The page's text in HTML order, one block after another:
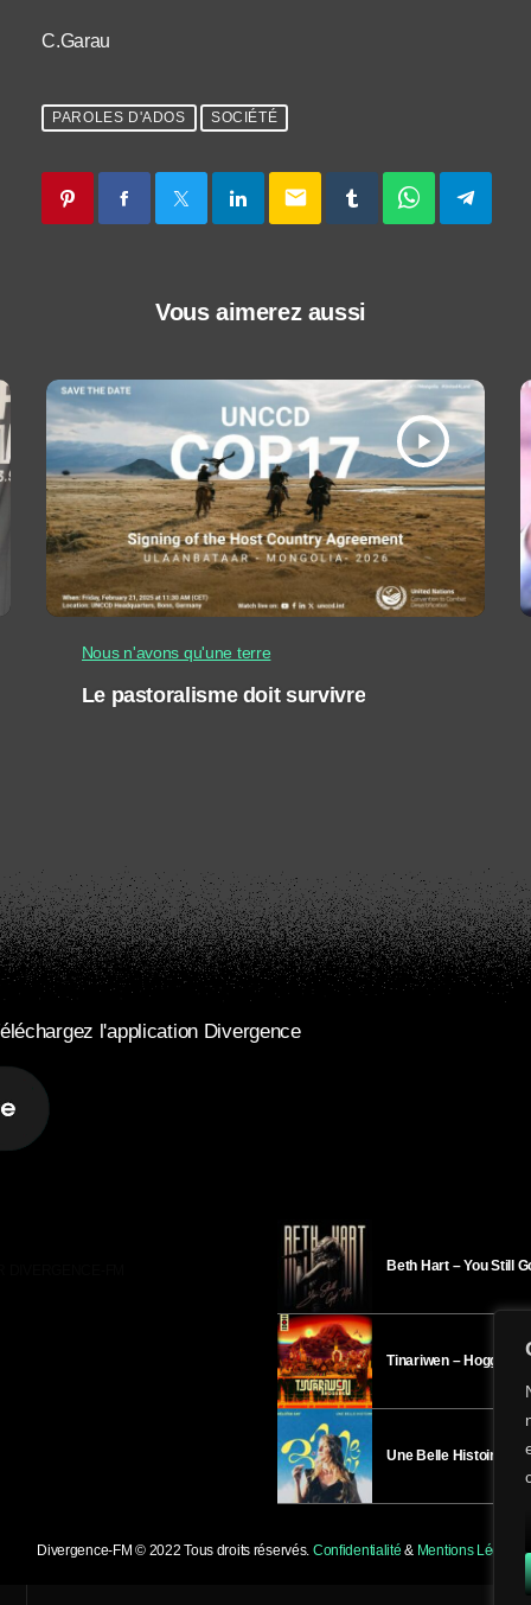
C.Garau
PAROLES D'ADOS SOCIÉTÉ
email
Vous aimerez aussi
play_arrow
Nous n'avons qu'une terre
Le pastoralisme doit survivre
l'application Divergence
Beth Hart – You Still
Tinariwen – Hoggar
Une Belle Histoire –
Divergence-FM © 2022 Tous droits réservés. Confidentialité & Mentions Légales.